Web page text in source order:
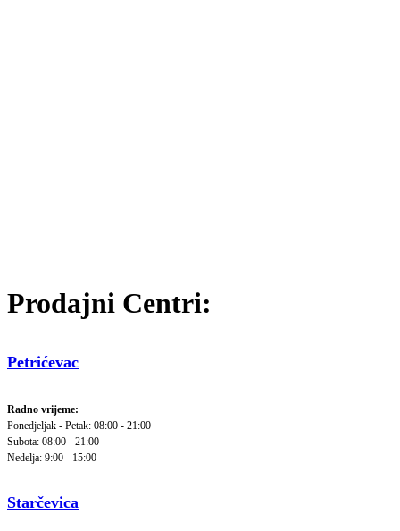
Prodajni Centri:
Petrićevac
Radno vrijeme:
Ponedjeljak - Petak: 08:00 - 21:00
Subota: 08:00 - 21:00
Nedelja: 9:00 - 15:00
Starčevica